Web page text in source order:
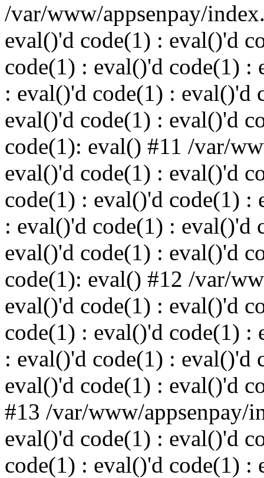
/var/www/appsenpay/
eval()'d code(1) : eval()'d
code(1) : eval()'d code(1) :
: eval()'d code(1) : eval()'d
eval()'d code(1) : eval()'d
code(1): eval() #11 /var/
eval()'d code(1) : eval()'d
code(1) : eval()'d code(1) :
: eval()'d code(1) : eval()'d
eval()'d code(1) : eval()'d
code(1): eval() #12 /var/
eval()'d code(1) : eval()'d
code(1) : eval()'d code(1) :
: eval()'d code(1) : eval()'d
eval()'d code(1) : eval()'d
#13 /var/www/appsenpay/
eval()'d code(1) : eval()'d
code(1) : eval()'d code(1) :